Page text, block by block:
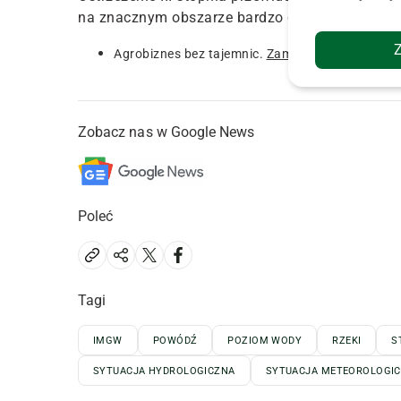
na znacznym obszarze bardzo duże szkody
Agrobiznes bez tajemnic. Zamów prenumeratę
Zobacz nas w Google News
Poleć
Tagi
IMGW POWÓDŹ POZIOM WODY RZEKI
SYTUACJA HYDROLOGICZNA SYTUACJA